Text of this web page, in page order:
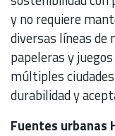
y no requiere
diversas líneas
papeleras y
múltiples
durabilidad y
Fuentes urbanas